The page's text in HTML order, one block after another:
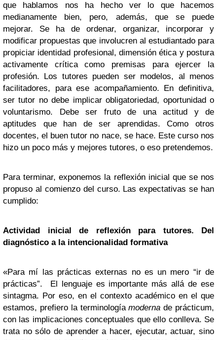
que hablamos nos ha hecho ver lo que hacemos
medianamente bien, pero, además, que se puede
mejorar. Se ha de ordenar, organizar, incorporar y
modificar propuestas que involucren al estudiantado para
propiciar identidad profesional, dimensión ética y postura
activamente crítica como premisas para ejercer la
profesión. Los tutores pueden ser modelos, al menos
facilitadores, para ese acompañamiento. En definitiva,
ser tutor no debe implicar obligatoriedad, oportunidad o
voluntarismo. Debe ser fruto de una actitud y de
aptitudes que han de ser aprendidas. Como otros
docentes, el buen tutor no nace, se hace. Este curso nos
hizo un poco más y mejores tutores, o eso pretendemos.
Para terminar, exponemos la reflexión inicial que se nos
propuso al comienzo del curso. Las expectativas se han
cumplido:
Actividad inicial de reflexión para tutores. Del
diagnóstico a la intencionalidad formativa
«Para mí las prácticas externas no es un mero “ir de
prácticas”. El lenguaje es importante más allá de ese
sintagma. Por eso, en el contexto académico en el que
estamos, prefiero la terminologíamoderna de prácticum,
con las implicaciones conceptuales que ello conlleva. Se
trata no sólo de aprender a hacer, ejecutar, actuar, sino